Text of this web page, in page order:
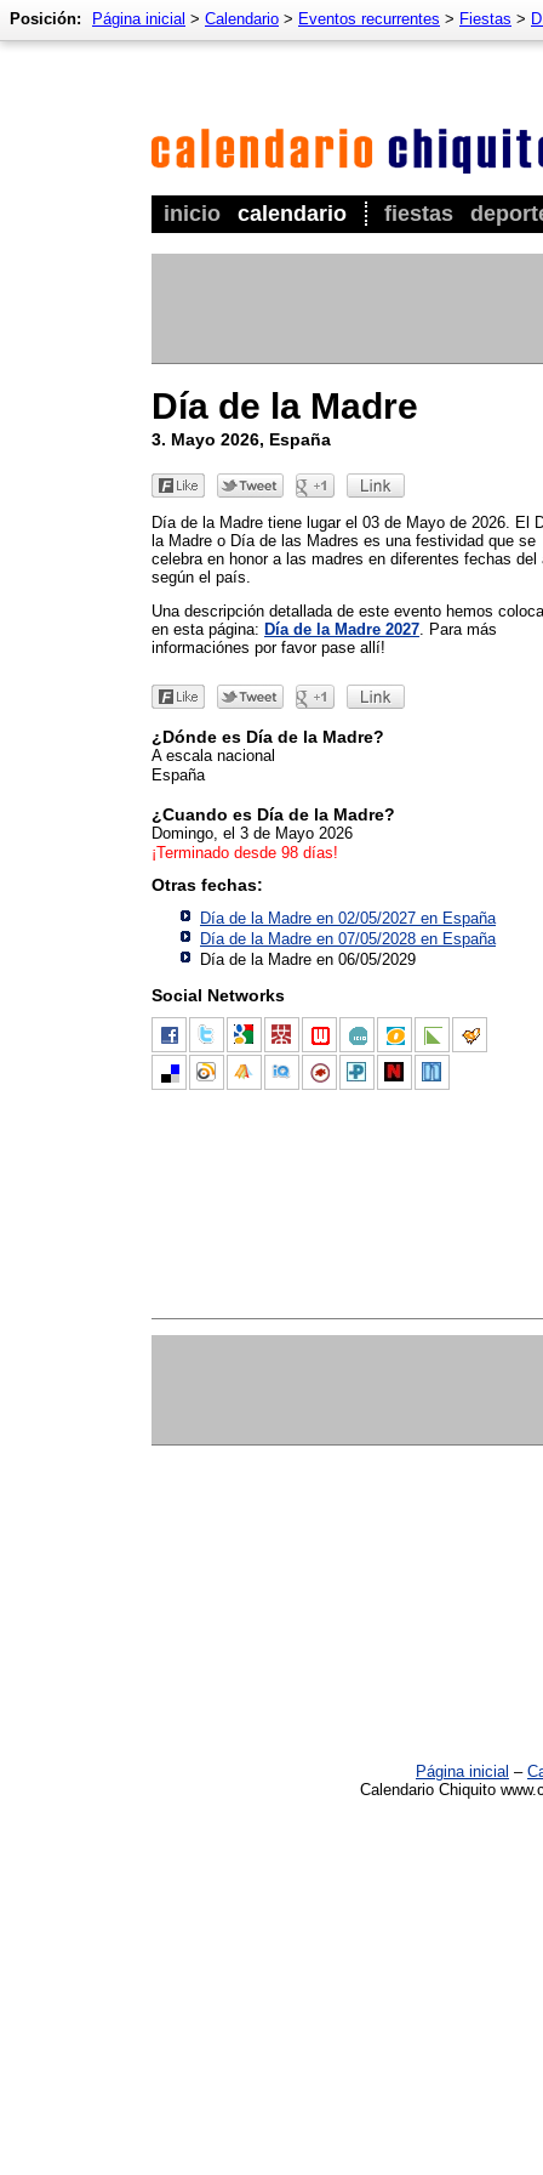
inicio calendario fiestas
Posición: Página inicial > Calendario > Eventos recurrentes > Fiestas >
Día de la Madre
3. Mayo 2026, España
Día de la Madre tiene lugar el 03 de Mayo de 2026. El
la Madre o Día de las Madres es una festividad que se
celebra en honor a las madres en diferentes fechas del
según el país.
Una descripción detallada de este evento hemos
en esta página: Día de la Madre 2027 . Para más
informaciónes por favor pase allí!
¿Dónde es Día de la Madre?
A escala nacional
España
¿Cuando es Día de la Madre?
Domingo, el 3 de Mayo 2026
¡Terminado desde 98 días!
Otras fechas:
Día de la Madre en 02/05/2027 en España
Día de la Madre en 07/05/2028 en España
Día de la Madre en 06/05/2029
Social Networks
Página inicial –
Calendario Chiquito